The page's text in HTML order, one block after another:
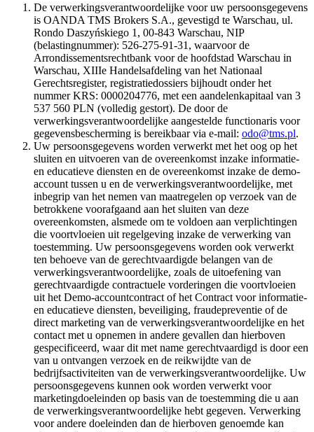
De verwerkingsverantwoordelijke voor uw persoonsgegevens
is OANDA TMS Brokers S.A., gevestigd te Warschau, ul.
Rondo Daszyńskiego 1, 00-843 Warschau, NIP
(belastingnummer): 526-275-91-31, waarvoor de
Arrondissementsrechtbank voor de hoofdstad Warschau in
Warschau, XIIIe Handelsafdeling van het Nationaal
Gerechtsregister, registratiedossiers bijhoudt onder het
nummer KRS: 0000204776, met een aandelenkapitaal van 3
537 560 PLN (volledig gestort). De door de
verwerkingsverantwoordelijke aangestelde functionaris voor
gegevensbescherming is bereikbaar via e-mail: odo@tms.pl.
Uw persoonsgegevens worden verwerkt met het oog op het
sluiten en uitvoeren van de overeenkomst inzake informatie-
en educatieve diensten en de overeenkomst inzake de demo-
account tussen u en de verwerkingsverantwoordelijke, met
inbegrip van het nemen van maatregelen op verzoek van de
betrokkene voorafgaand aan het sluiten van deze
overeenkomsten, alsmede om te voldoen aan verplichtingen
die voortvloeien uit regelgeving inzake de verwerking van
toestemming. Uw persoonsgegevens worden ook verwerkt
ten behoeve van de gerechtvaardigde belangen van de
verwerkingsverantwoordelijke, zoals de uitoefening van
gerechtvaardigde contractuele vorderingen die voortvloeien
uit het Demo-accountcontract of het Contract voor informatie-
en educatieve diensten, beveiliging, fraudepreventie of de
direct marketing van de verwerkingsverantwoordelijke en het
contact met u opnemen in andere gevallen dan hierboven
gespecificeerd, waar dit met name gerechtvaardigd is door een
van u ontvangen verzoek en de reikwijdte van de
bedrijfsactiviteiten van de verwerkingsverantwoordelijke. Uw
persoonsgegevens kunnen ook worden verwerkt voor
marketingdoeleinden op basis van de toestemming die u aan
de verwerkingsverantwoordelijke hebt gegeven. Verwerking
voor andere doeleinden dan de hierboven genoemde kan